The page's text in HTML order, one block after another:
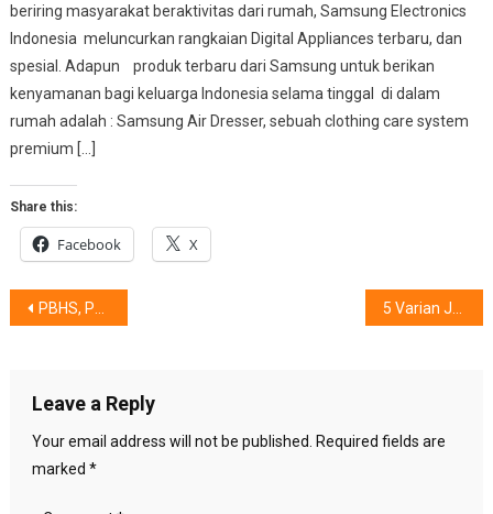
beriring masyarakat beraktivitas dari rumah, Samsung Electronics
Indonesia meluncurkan rangkaian Digital Appliances terbaru, dan
spesial. Adapun produk terbaru dari Samsung untuk berikan
kenyamanan bagi keluarga Indonesia selama tinggal di dalam
rumah adalah : Samsung Air Dresser, sebuah clothing care system
premium […]
Share this:
Facebook X
Post
PBHS, Pentingnya Peran Orang Tua & Pengajar
Leave a Reply
Your email address will not be published.
Required fields are
marked *